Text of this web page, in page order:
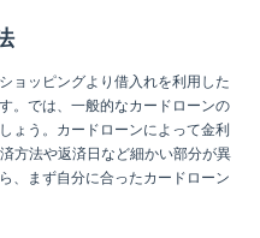
ョッピングより借入れを利用した
。では、一般的なカードローンの
ょう。カードローンによって金利
方法や返済日など細かい部分が異
、まず自分に合ったカードローン